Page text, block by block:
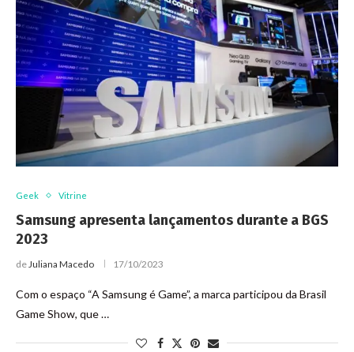
Geek Vitrine
Samsung apresenta lançamentos durante a BGS
2023
deJuliana Macedo 17/10/2023
Com o espaço “A Samsung é Game”, a marca participou da Brasil
Game Show, que …